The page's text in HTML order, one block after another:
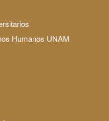
Humanos UNAM